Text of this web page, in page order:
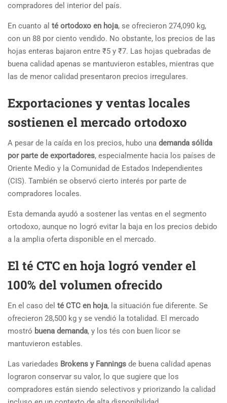
compradores del interior del país.
En cuanto al té ortodoxo en hoja, se ofrecieron 274,090 kg,
con un 88 por ciento vendido. No obstante, los precios de las
hojas enteras bajaron entre ₹5 y ₹7. Las hojas quebradas de
buena calidad apenas se mantuvieron estables, mientras que
las de menor calidad presentaron precios irregulares.
Exportaciones y ventas locales
sostienen el mercado ortodoxo
A pesar de la caída en los precios, hubo una demanda sólida
por parte de exportadores, especialmente hacia los países de
Oriente Medio y la Comunidad de Estados Independientes
(CIS). También se observó cierto interés por parte de
compradores locales.
Esta demanda ayudó a sostener las ventas en el segmento
ortodoxo, aunque no logró evitar la baja en los precios debido
a la amplia oferta disponible en el mercado.
El té CTC en hoja logró vender el
100% del volumen ofrecido
En el caso del té CTC en hoja, la situación fue diferente. Se
ofrecieron 28,500 kg y se vendió la totalidad. El mercado
mostró buena demanda, y los tés con buen licor se
mantuvieron estables.
Las variedades Brokens y Fannings de buena calidad apenas
lograron conservar su valor, lo que sugiere que los
compradores están siendo selectivos y priorizando la calidad